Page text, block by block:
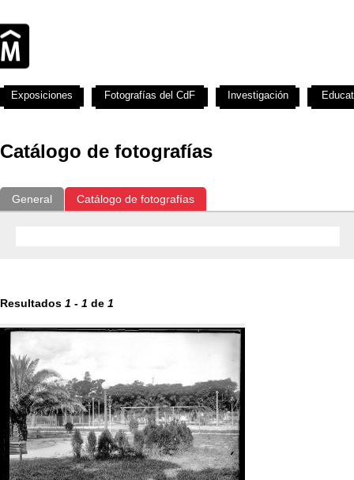
Catálogo de fotografías
General Catálogo de fotografías
Resultados 1 - 1 de 1
Exposiciones Fotografías del CdF Investigación